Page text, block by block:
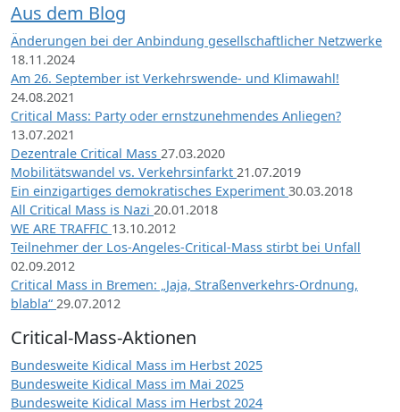
Aus dem Blog
Änderungen bei der Anbindung gesellschaftlicher Netzwerke
18.11.2024
Am 26. September ist Verkehrswende- und Klimawahl!
24.08.2021
Critical Mass: Party oder ernstzunehmendes Anliegen?
13.07.2021
Dezentrale Critical Mass 27.03.2020
Mobilitätswandel vs. Verkehrsinfarkt 21.07.2019
Ein einzigartiges demokratisches Experiment 30.03.2018
All Critical Mass is Nazi 20.01.2018
WE ARE TRAFFIC 13.10.2012
Teilnehmer der Los-Angeles-Critical-Mass stirbt bei Unfall
02.09.2012
Critical Mass in Bremen: „Jaja, Straßenverkehrs-Ordnung,
blabla“ 29.07.2012
Critical-Mass-Aktionen
Bundesweite Kidical Mass im Herbst 2025
Bundesweite Kidical Mass im Mai 2025
Bundesweite Kidical Mass im Herbst 2024